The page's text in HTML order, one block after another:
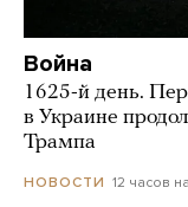
Война
1625-й день.
в Украине
Трампа
НОВОСТИ 12 часов